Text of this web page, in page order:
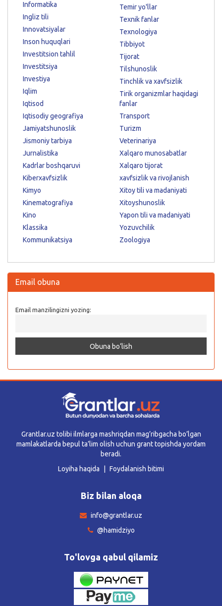
Informatika
Ingliz tili
Innovatsiyalar
Inson huquqlari
Investitsion tahlil
Investitsiya
Investiya
Iqlim
Iqtisod
Iqtisodiy geografiya
Jamiyatshunoslik
Jismoniy tarbiya
Jurnalistika
Kadrlar boshqaruvi
Kiberxavfsizlik
Kimyo
Kinematografiya
Kino
Klassika
Kommunikatsiya
Temir yo'llar
Texnik fanlar
Texnologiya
Tibbiyot
Tijorat
Tilshunoslik
Tinchlik va xavfsizlik
Tirik organizmlar haqidagi
fanlar
Transport
Turizm
Veterinariya
Xalqaro munosabatlar
Xalqaro tijorat
xavfsizlik va rivojlanish
Xitoy tili va madaniyati
Xitoyshunoslik
Yapon tili va madaniyati
Yozuvchilik
Zoologiya
Email obuna
Email manzilingizni yozing:
Grantlar.uz tolibi ilmlarga mashriqdan mag’ribgacha bo’lgan
mamlakatlarda bepul ta’lim olish uchun grant topishda yordam
beradi.
Loyiha haqida
Foydalanish bitimi
Biz bilan aloqa
info@grantlar.uz
@hamidziyo
To'lovga qabul qilamiz